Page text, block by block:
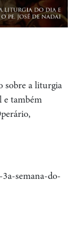
sobre a liturgia
e também
semana-do-